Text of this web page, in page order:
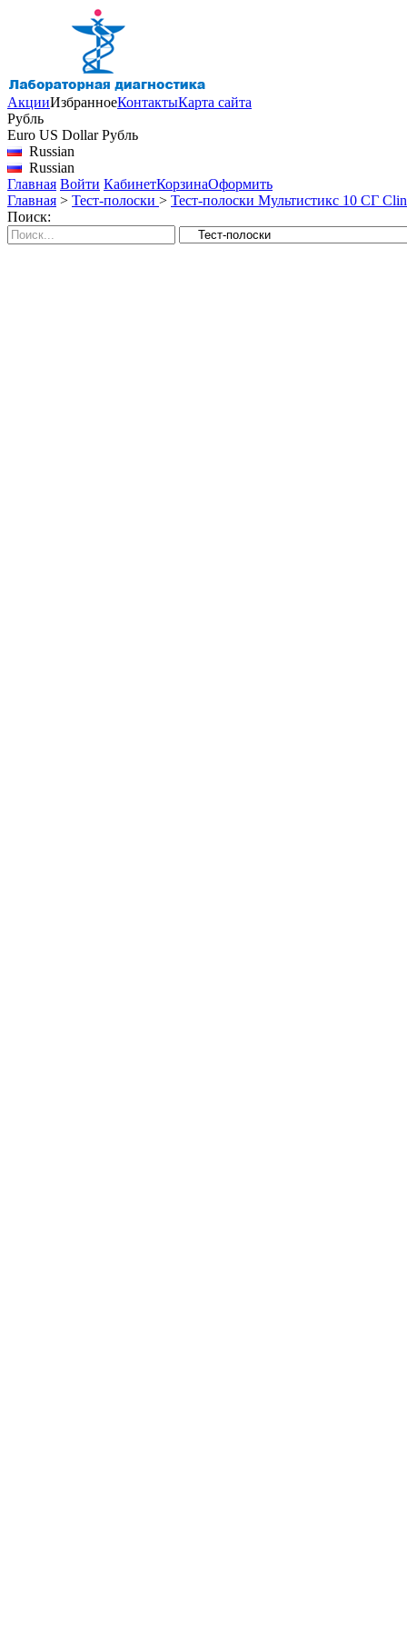
АкцииИзбранноеКонтактыКарта сайта
Рубль
Euro US Dollar Рубль
Russian
Russian
Главная Войти КабинетКорзинаОформить
Главная > Тест-полоски > Тест-полоски Мультистикс 10 СГ
Поиск: